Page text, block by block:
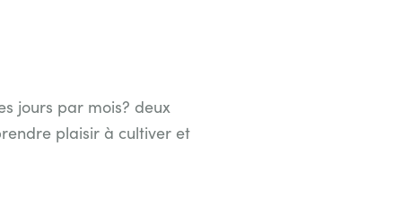
jours par mois? deux
plaisir à cultiver et